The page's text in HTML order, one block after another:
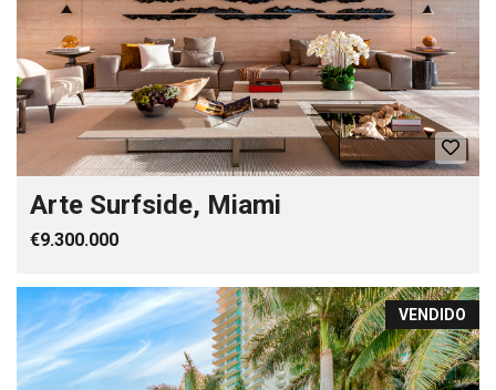
Arte Surfside, Miami
€9.300.000
VENDIDO